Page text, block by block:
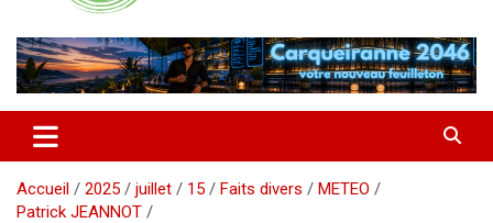
Presse 83
Accueil 2025 juillet 15 Faits divers
METEO
Patrick JEANNOT